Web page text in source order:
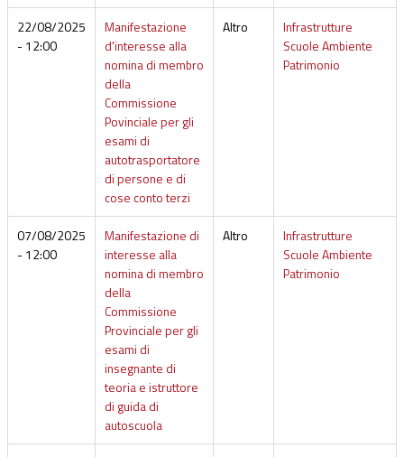
22/08/2025
- 12:00
Manifestazione
d'interesse alla
nomina di membro
della
Commissione
Povinciale per gli
esami di
autotrasportatore
di persone e di
cose conto terzi
Altro
Infrastrutture
Scuole Ambiente
Patrimonio
07/08/2025
- 12:00
Manifestazione di
interesse alla
nomina di membro
della
Commissione
Provinciale per gli
esami di
insegnante di
teoria e istruttore
di guida di
autoscuola
Altro
Infrastrutture
Scuole Ambiente
Patrimonio